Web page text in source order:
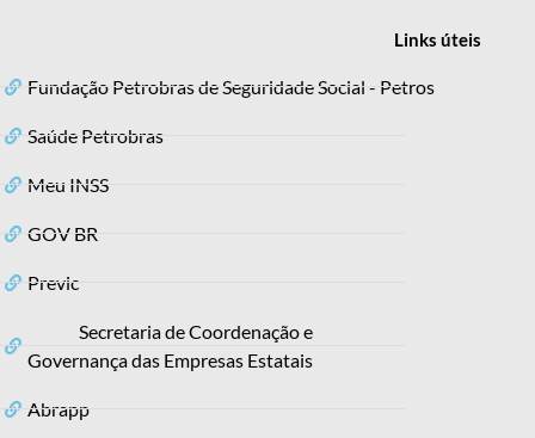
Linksúteis
Fundação Petrobras de Seguridade Social - Petros
Saúde Petrobras
Meu INSS
GOV BR
Previc
Secretaria de Coordenação e
Governança das Empresas Estatais
Abrapp